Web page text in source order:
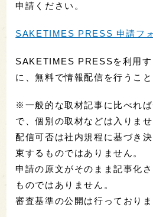
申請ください。
SAKETIMES PRESS 申請フ
SAKETIMES PRESSを利用
に、無料で情報配信を行うこと
※一般的な取材記事に比べれ
で、個別の取材などは入りませ
配信可否は社内規程に基づき
束するものではありません。
申請の原文がそのまま記事化
ものではありません。
審査基準の公開は行っておりま